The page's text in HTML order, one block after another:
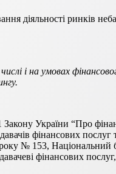
діяльності ринків
і на умовах
України “Про
фінансових
№ 153, Національний
фінансових